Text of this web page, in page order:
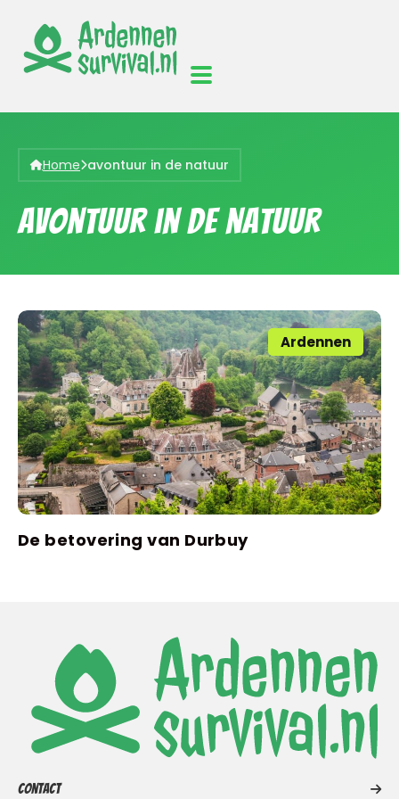
Home avontuur in de natuur
avontuur in de natuur
Ardennen
De betovering van Durbuy
Contact